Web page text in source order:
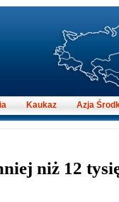
niż 12
Kaukaz Azja